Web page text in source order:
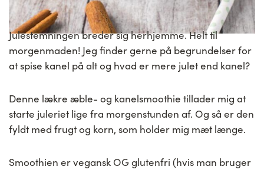
Julestemningen breder sig herhjemme. Helt til
morgenmaden! Jeg finder gerne på begrundelser for
at spise kanel på alt og hvad er mere julet end kanel?
Denne lækre æble- og kanelsmoothie tillader mig at
starte juleriet lige fra morgenstunden af. Og så er den
fyldt med frugt og korn, som holder mig mæt længe.
Smoothien er vegansk OG glutenfri (hvis man bruger